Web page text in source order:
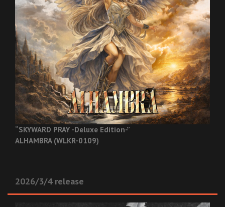
“SKYWARD PRAY -Deluxe Edition-”
ALHAMBRA (WLKR-0109)
2026/3/4 release